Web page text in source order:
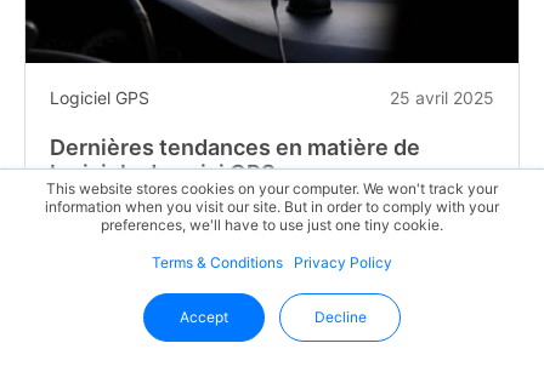
This website stores cookies on your computer. We won't track your
information when you visit our site. But in order to comply with your
preferences, we'll have to use just one tiny cookie.
Terms & Conditions Privacy Policy
Accept Decline
Logiciel GPS 25 avril 2025
Dernières tendances en matière de
logiciels de suivi GPS
Fini le temps où il fallait se garer sur le bas-côté pour
Poursuivez
En savoir plus